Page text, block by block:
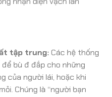
tập trung: Các hệ thống
bù đ đắp cho những
của người lái, hoặc khi
Chúng là “người bạn